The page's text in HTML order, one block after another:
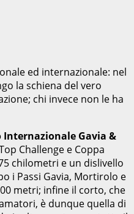
ed internazionale: nel
la schiena del vero
chi invece non le ha
Internazionale Gavia &
Challenge e Coppa
chilometri e un dislivello
i Passi Gavia, Mortirolo e
metri; infine il corto, che
è dunque quella di